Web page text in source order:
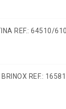
REF.: 64510/610
REF.: 16581